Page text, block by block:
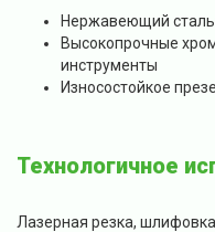
Нержавеющий
Высокопрочные
инструменты
Износостойкое
Технологичное
Лазерная резка,